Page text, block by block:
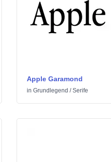
Apple Garamond
in Grundlegend /Serife